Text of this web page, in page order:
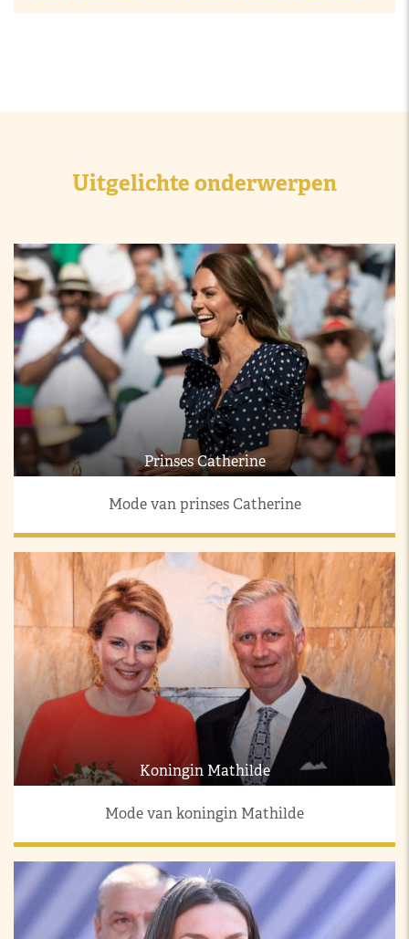
Uitgelichte onderwerpen
Prinses Catherine
Mode van prinses Catherine
Koningin Mathilde
Mode van koningin Mathilde